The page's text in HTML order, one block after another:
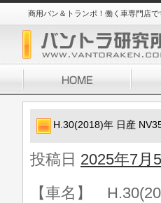
商用バン＆トランポ！働く車専門店で
H.30(2018)年 日産
投稿日 2025年7月
【車名】